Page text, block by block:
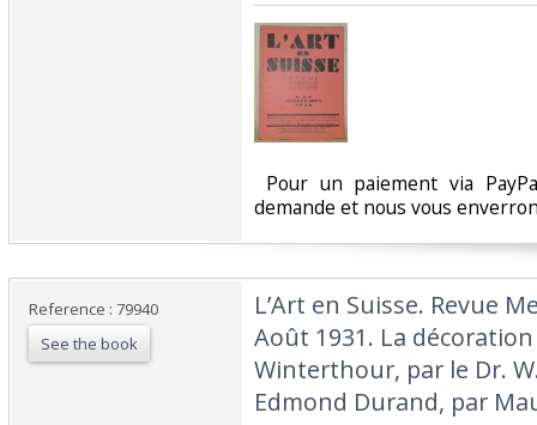
Pour un paiement via
demande et nous vous
Reference : 79940
See the book
‎L’Art en Suisse. Revue
Août 1931. La décoration
Winterthour, par le Dr.
Edmond Durand, par